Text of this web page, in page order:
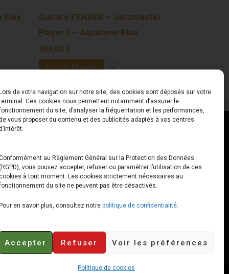
de votre navigation sur notre site, des cookies sont déposés sur votre
Ces cookies nous permettent notamment d’assurer le
du site, d’analyser la fréquentation et les performances,
vous proposer du contenu et des publicités adaptés à vos centres
au Règlement Général sur la Protection des Données
vous pouvez accepter, refuser ou paramétrer l’utilisation de ces
à tout moment. Les cookies strictement nécessaires au
du site ne peuvent pas être désactivés.
en savoir plus, consultez notre politique de confidentialité.
Accepter Refuser Voir les préférences
Politique de cookies
Flex
Guitare FENDER – Jazzmaster
Player II – Aquatone Blue
850,00 €
STOCK ÉPUISÉ
loops.fr
Du Lundi au Vendredi
10h00 – 12h30 // 14h00 –
19h00
Le Samedi
18h00